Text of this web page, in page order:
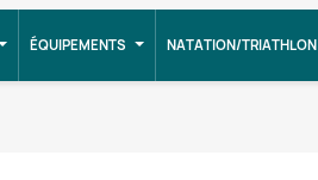
ÉQUIPEMENTS NATATION/TRIATHLON